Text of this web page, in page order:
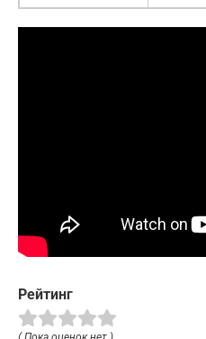
Рейтинг